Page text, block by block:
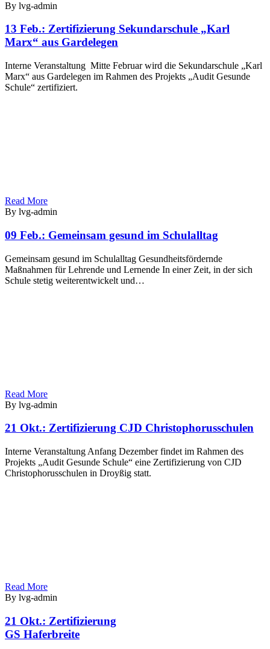
By lvg-admin
13 Feb.: Zertifizierung Sekundarschule „Karl
Marx“ aus Gardelegen
Interne Veranstaltung Mitte Februar wird die Sekundarschule „Karl
Marx“ aus Gardelegen im Rahmen des Projekts „Audit Gesunde
Schule“ zertifiziert.
Read More
By lvg-admin
09 Feb.: Gemeinsam gesund im Schulalltag
Gemeinsam gesund im Schulalltag Gesundheitsfördernde
Maßnahmen für Lehrende und Lernende In einer Zeit, in der sich
Schule stetig weiterentwickelt und…
Read More
By lvg-admin
21 Okt.: Zertifizierung CJD Christophorusschulen
Interne Veranstaltung Anfang Dezember findet im Rahmen des
Projekts „Audit Gesunde Schule“ eine Zertifizierung von CJD
Christophorusschulen in Droyßig statt.
Read More
By lvg-admin
21 Okt.: Zertifizierung
GS Haferbreite